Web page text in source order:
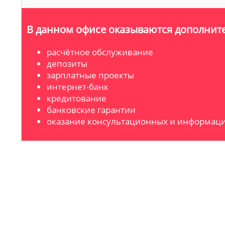
В данном офисе оказываются
расчётное обслуживание
депозиты
зарплатные проекты
интернет-банк
кредитование
банковские гарантии
оказание консультационных и